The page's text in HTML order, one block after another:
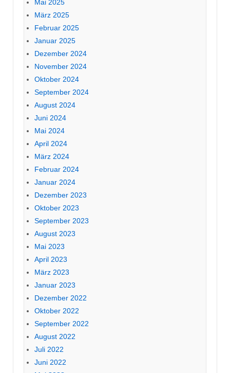
Mai 2025
März 2025
Februar 2025
Januar 2025
Dezember 2024
November 2024
Oktober 2024
September 2024
August 2024
Juni 2024
Mai 2024
April 2024
März 2024
Februar 2024
Januar 2024
Dezember 2023
Oktober 2023
September 2023
August 2023
Mai 2023
April 2023
März 2023
Januar 2023
Dezember 2022
Oktober 2022
September 2022
August 2022
Juli 2022
Juni 2022